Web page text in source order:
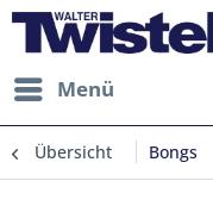
Menü
Übersicht Bongs